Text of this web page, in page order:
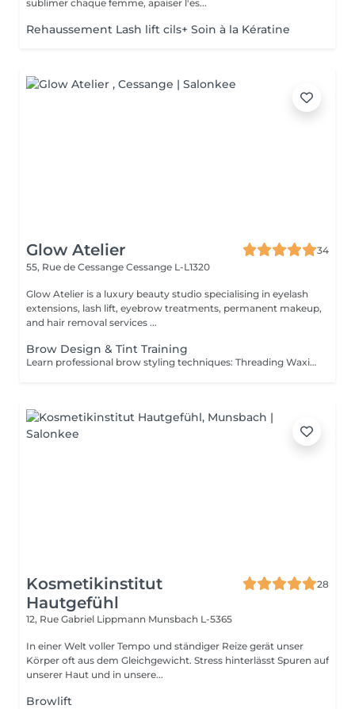
sublimer chaque femme, apaiser l'es...
Rehaussement Lash lift cils+ Soin à la Kératine
Glow Atelier
34
55, Rue de Cessange Cessange L-L1320
Glow Atelier is a luxury beauty studio specialising in eyelash
extensions, lash lift, eyebrow treatments, permanent makeup,
and hair removal services ...
Brow Design & Tint Training
Learn professional brow styling techniques: Threading Waxing Brow Shaping Henna Tint Hybrid & Classic Tint Client Consultation Duration: 1 Day (10:0018:00)
Kosmetikinstitut
Hautgefühl
28
12, Rue Gabriel Lippmann Munsbach L-5365
In einer Welt voller Tempo und ständiger Reize gerät unser
Körper oft aus dem Gleichgewicht. Stress hinterlässt Spuren auf
unserer Haut und in unsere...
Browlift